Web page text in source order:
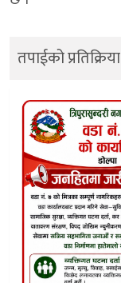
तपाईको प्रतिक्रिया